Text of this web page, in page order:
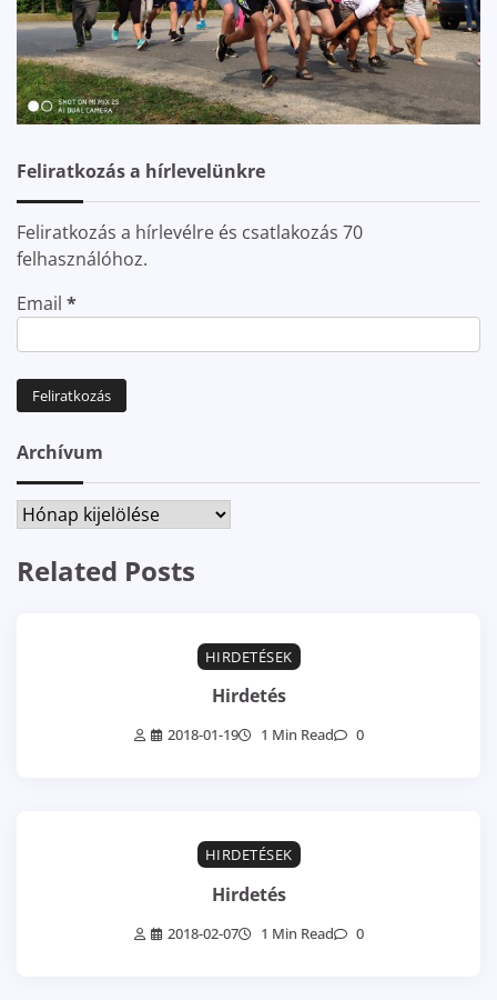
Feliratkozás a hírlevelünkre
Feliratkozás a hírlevélre és csatlakozás 70
felhasználóhoz.
Email *
Archívum
Archívum
Related Posts
HIRDETÉSEK
Hirdetés
2018-01-19 1 Min Read 0
HIRDETÉSEK
Hirdetés
2018-02-07 1 Min Read 0